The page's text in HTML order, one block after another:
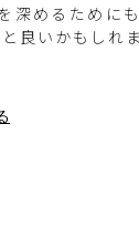
深めるために
良いかもしれ